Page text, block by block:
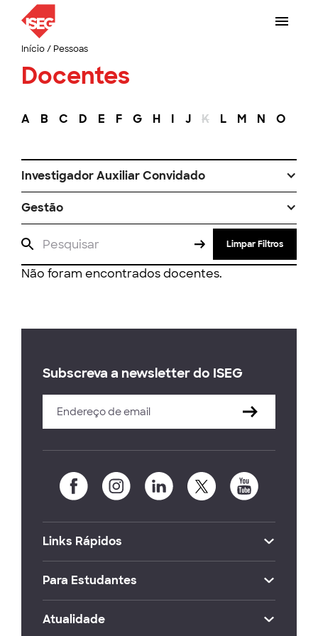
Início/ Pessoas
Docentes
A B C D E F G H I J K L M N O
Investigador Auxiliar Convidado
Gestão
Limpar Filtros
Não foram encontrados docentes.
Subscreva a newsletter do ISEG
Links Rápidos
Para Estudantes
Atualidade